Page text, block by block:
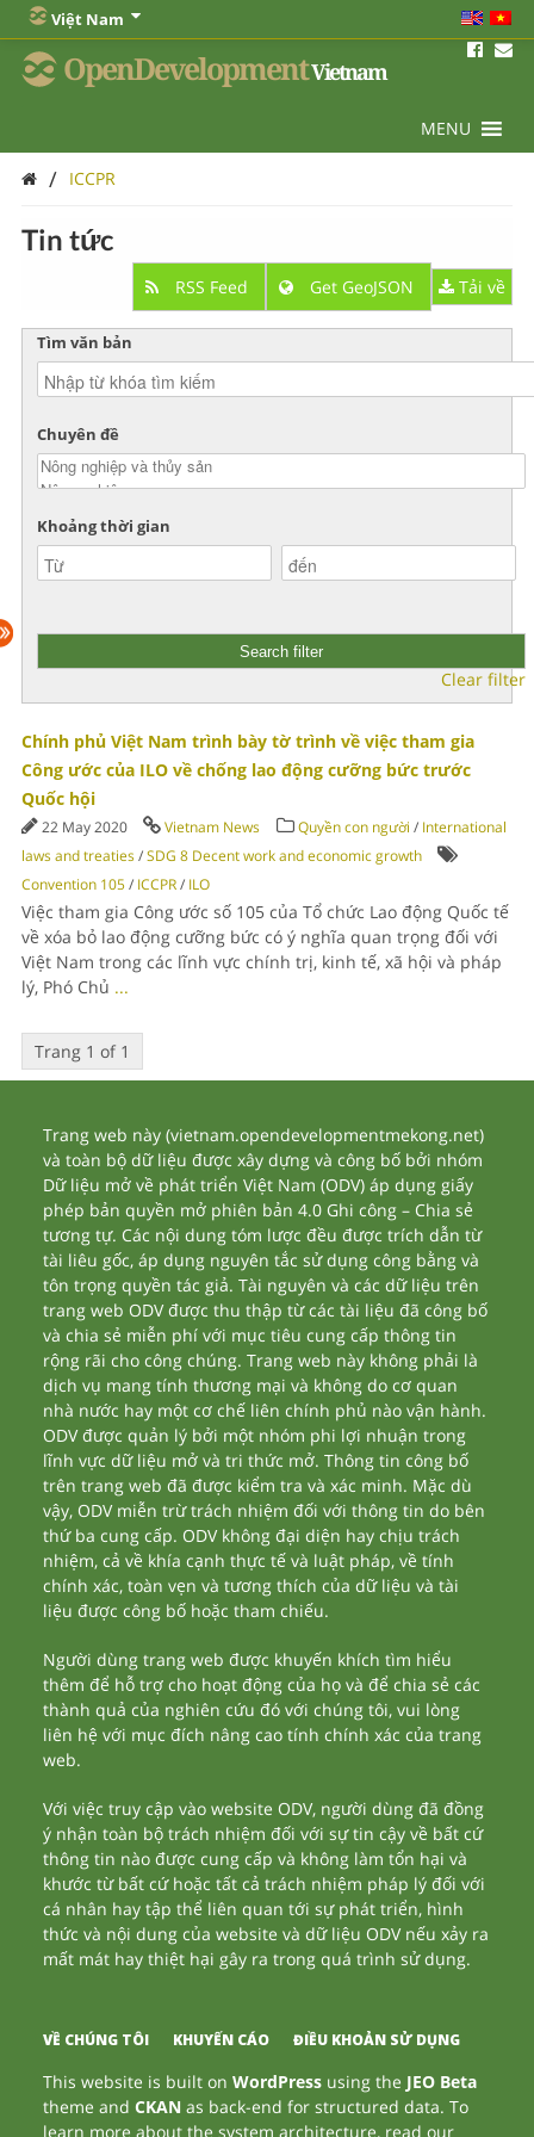
Việt Nam
OpenDevelopmentVietnam
MENU
/ ICCPR
Tin tức
RSS Feed Get GeoJSON Tải về
Tìm văn bản
Chuyên đề
Khoảng thời gian
Clear filter
Chính phủ Việt Nam trình bày tờ trình về việc tham gia
Công ước của ILO về chống lao động cưỡng bức trước
Quốc hội
22 May 2020 Vietnam News Quyền con người / International
laws and treaties/SDG 8 Decent work and economic growth
Convention 105/ ICCPR/ ILO
Việc tham gia Công ước số 105 của Tổ chức Lao động Quốc tế
về xóa bỏ lao động cưỡng bức có ý nghĩa quan trọng đối với
Việt Nam trong các lĩnh vực chính trị, kinh tế, xã hội và pháp
lý, Phó Chủ ...
Trang 1 of 1
Trang web này (vietnam.opendevelopmentmekong.net)
và toàn bộ dữ liệu được xây dựng và công bố bởi nhóm
Dữ liệu mở về phát triển Việt Nam (ODV) áp dụng giấy
phép bản quyền mở phiên bản 4.0 Ghi công – Chia sẻ
tương tự. Các nội dung tóm lược đều được trích dẫn từ
tài liêu gốc, áp dụng nguyên tắc sử dụng công bằng và
tôn trọng quyền tác giả. Tài nguyên và các dữ liệu trên
trang web ODV được thu thập từ các tài liệu đã công bố
và chia sẻ miễn phí với mục tiêu cung cấp thông tin
rộng rãi cho công chúng. Trang web này không phải là
dịch vụ mang tính thương mại và không do cơ quan
nhà nước hay một cơ chế liên chính phủ nào vận hành.
ODV được quản lý bởi một nhóm phi lợi nhuận trong
lĩnh vực dữ liệu mở và tri thức mở. Thông tin công bố
trên trang web đã được kiểm tra và xác minh. Mặc dù
vậy, ODV miễn trừ trách nhiệm đối với thông tin do bên
thứ ba cung cấp. ODV không đại diện hay chịu trách
nhiệm, cả về khía cạnh thực tế và luật pháp, về tính
chính xác, toàn vẹn và tương thích của dữ liệu và tài
liệu được công bố hoặc tham chiếu.
Người dùng trang web được khuyến khích tìm hiểu
thêm để hỗ trợ cho hoạt động của họ và để chia sẻ các
thành quả của nghiên cứu đó với chúng tôi, vui lòng
liên hệ với mục đích nâng cao tính chính xác của trang
web.
Với việc truy cập vào website ODV, người dùng đã đồng
ý nhận toàn bộ trách nhiệm đối với sự tin cậy về bất cứ
thông tin nào được cung cấp và không làm tổn hại và
khước từ bất cứ hoặc tất cả trách nhiệm pháp lý đối với
cá nhân hay tập thể liên quan tới sự phát triển, hình
thức và nội dung của website và dữ liệu ODV nếu xảy ra
mất mát hay thiệt hại gây ra trong quá trình sử dụng.
VỀ CHÚNG TÔI KHUYẾN CÁO ĐIỀU KHOẢN SỬ DỤNG
This website is built onWordPress using the JEO Beta
theme andCKAN as back-end for structured data. To
learn more about the system architecture, read our